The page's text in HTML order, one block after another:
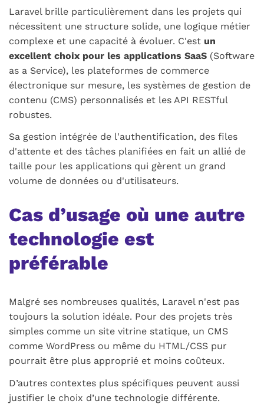
Laravel brille particulièrement dans les projets qui
nécessitent une structure solide, une logique métier
complexe et une capacité à évoluer. C'est un
excellent choix pour les applications SaaS (Software
as a Service), les plateformes de commerce
électronique sur mesure, les systèmes de gestion de
contenu (CMS) personnalisés et les API RESTful
robustes.
Sa gestion intégrée de l'authentification, des files
d'attente et des tâches planifiées en fait un allié de
taille pour les applications qui gèrent un grand
volume de données ou d'utilisateurs.
Cas d’usage où une autre
technologie est
préférable
Malgré ses nombreuses qualités, Laravel n'est pas
toujours la solution idéale. Pour des projets très
simples comme un site vitrine statique, un CMS
comme WordPress ou même du HTML/CSS pur
pourrait être plus approprié et moins coûteux.
D’autres contextes plus spécifiques peuvent aussi
justifier le choix d’une technologie différente.